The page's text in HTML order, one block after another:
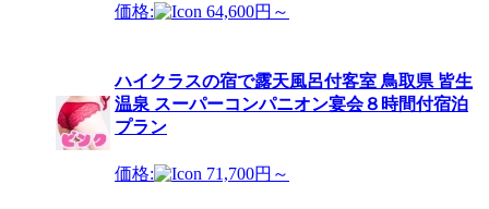
価格: 64,600円～
ハイクラスの宿で露天風呂付客室 鳥取県 皆生
温泉 スーパーコンパニオン宴会８時間付宿泊
プラン
価格: 71,700円～